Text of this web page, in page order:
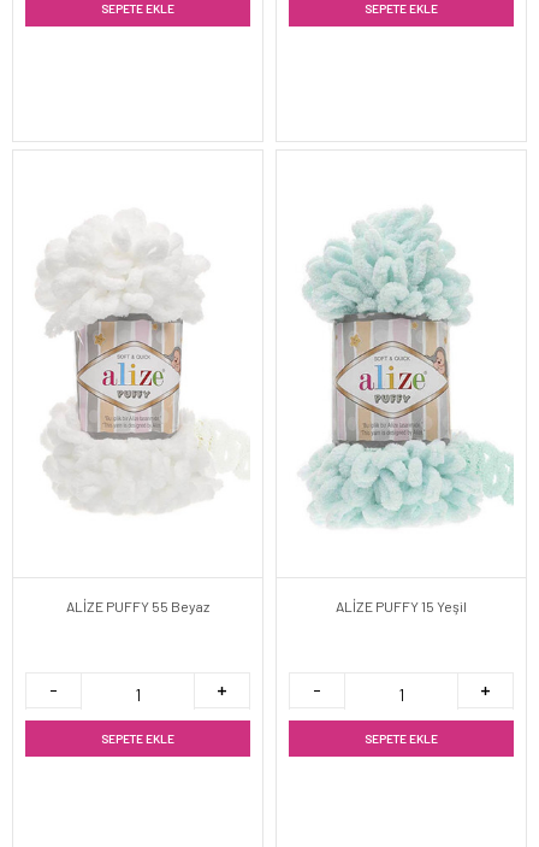
SEPETE EKLE SEPETE EKLE
ALİZE PUFFY 55 Beyaz
SEPETE EKLE
ALİZE PUFFY 15 Yeşil
SEPETE EKLE